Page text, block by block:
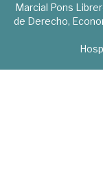
Marcial Pons
de Derecho,